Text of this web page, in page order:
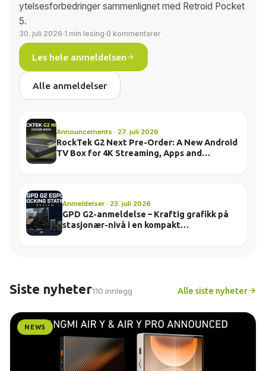
ytelsesforbedringer sammenlignet med Retroid Pocket
5.
30. juli 2026·1 min lesing·0 kommentarer
Les hele anmeldelsen
Alle anmeldelser
Announcements · 27. juli 2026
RockTek G2 Next Pre-Order: A New Android
TV Box for 4K Streaming, Apps and
Everyday Entertainment
Anmeldelser · 23. juli 2026
GPD G2-anmeldelse – Kraftig grafikk på
stasjonær-nivå i en kompakt
dockingstasjon
Siste nyheter110 innlegg Alle siste nyheter
NEWS